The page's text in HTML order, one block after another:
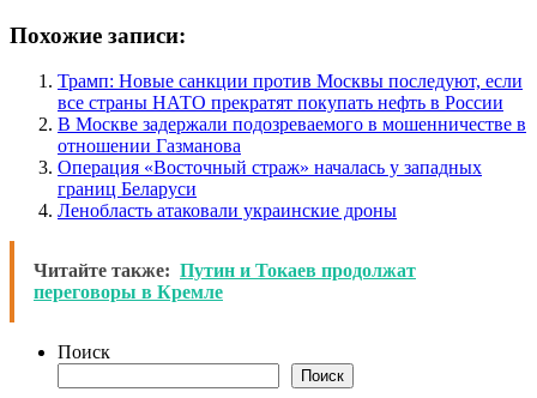
Похожие записи:
Трамп: Новые санкции против Москвы последуют, если
все страны НАТО прекратят покупать нефть в России
В Москве задержали подозреваемого в мошенничестве в
отношении Газманова
Операция «Восточный страж» началась у западных
границ Беларуси
Ленобласть атаковали украинские дроны
Читайте также: Путин и Токаев продолжат
переговоры в Кремле
Поиск
Поиск